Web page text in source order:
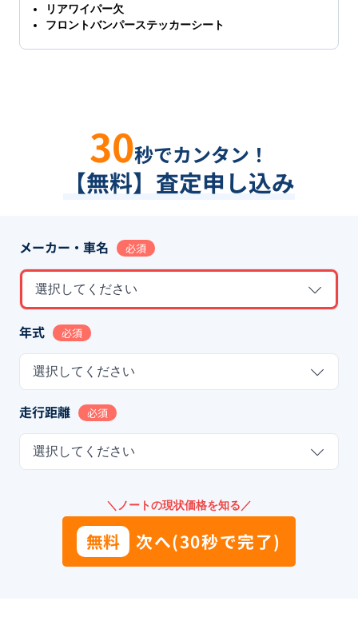
リアワイパー欠
フロントバンパーステッカーシート
30秒でカンタン！
【無料】査定申し込み
メーカー・車名 必須
選択してください
年式 必須
選択してください
走行距離 必須
選択してください
＼ノートの現状価格を知る／
無料 次へ(30秒で完了)